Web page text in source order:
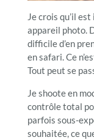
Je crois qu’il
appareil photo.
difficile d’en
en safari. Ce
Tout peut se
Je shoote en
contrôle total
parfois sous-
souhaitée, ce